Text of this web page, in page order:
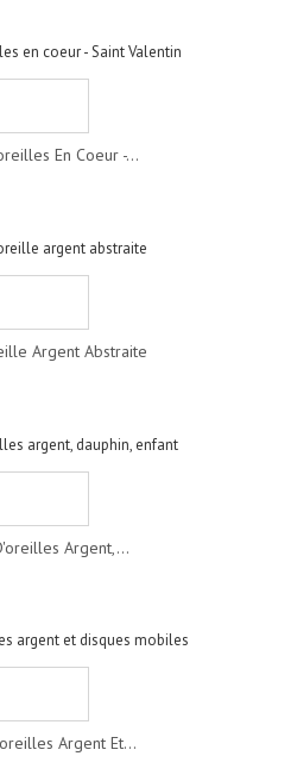
En Coeur -...
Argent Abstraite
Argent,...
Argent Et...